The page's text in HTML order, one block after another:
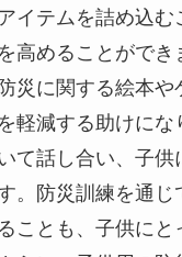
イテムを詰め込む
高めることができ
災に関する絵本や
軽減する助けにな
て話し合い、子供
。防災訓練を通じ
ことも、子供にと